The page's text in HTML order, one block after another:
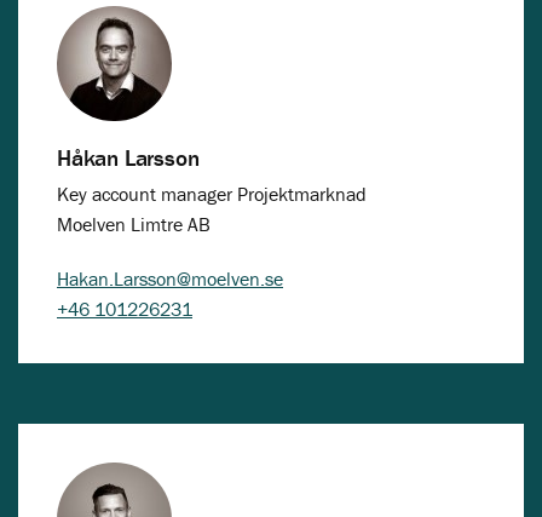
Håkan Larsson
Key account manager Projektmarknad
Moelven Limtre AB
Hakan.Larsson@moelven.se
+46 101226231